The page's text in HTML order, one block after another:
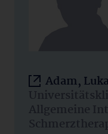
Adam,
Allgemeine